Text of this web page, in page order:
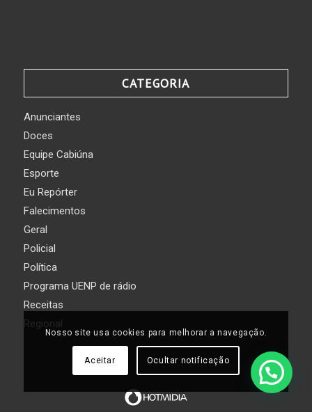
CATEGORIA
Anunciantes
Doces
Equipe Cabiúna
Esporte
Eu Repórter
Falecimentos
Geral
Policial
Política
Programa UENP de rádio
Receitas
Regional
Nosso site usa cookies para melhorar a navegação.
Aceitar Ocultar notificação